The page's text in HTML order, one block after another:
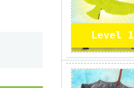
Level 1